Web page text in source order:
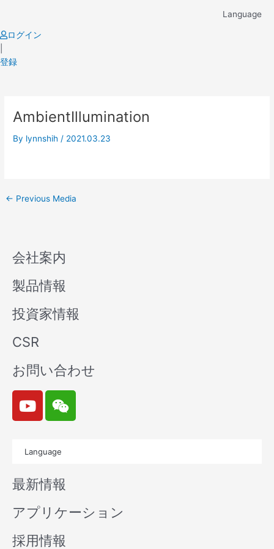
content
Language
ログイン
登録
AmbientIllumination
By lynnshih / 2021.03.23
navigation
← Previous Media
会社案内
製品情報
投資家情報
CSR
お問い合わせ
Y
o
u
b
e
W
e
i
n
Language
最新情報
アプリケーション
採用情報